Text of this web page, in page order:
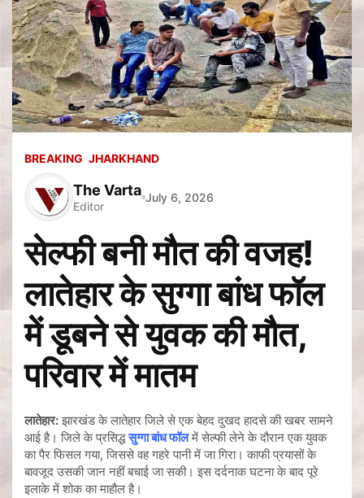
BREAKING JHARKHAND
The Varta
Editor
July 6, 2026
सेल्फी बनी मौत की वजह!
लातेहार के सुग्गा बांध फॉल
में डूबने से युवक की मौत,
परिवार में मातम
लातेहार:झारखंड के लातेहार जिले से एक बेहद दुखद हादसे की खबर सामने
आई है। जिले के प्रसिद्धसुग्गा बांध फॉलमें सेल्फी लेने के दौरान एक युवक
का पैर फिसल गया, जिससे वह गहरे पानी में जा गिरा। काफी प्रयासों के
बावजूद उसकी जान नहीं बचाई जा सकी। इस दर्दनाक घटना के बाद पूरे
इलाके में शोक का माहौल है।